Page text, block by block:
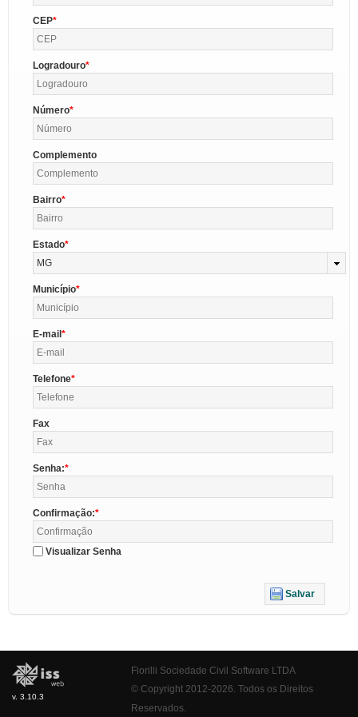
CEP
Logradouro
Número
Complemento
Bairro
Estado
MG
Município
E-mail
Telefone
Fax
Senha:
Confirmação:
Visualizar Senha
Salvar
v. 3.10.3
Fiorilli Sociedade Civil Software LTDA
© Copyright 2012-2026. Todos os Direitos
Reservados.